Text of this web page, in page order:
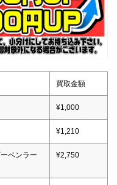
買取金額
¥1,000
¥1,210
ベンラー
¥2,750